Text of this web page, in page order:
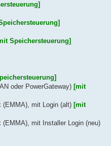
Speichersteuerung]
oder PowerGateway) [mit
(EMMA), mit Login (alt) [mit
mit Installer Login (neu)